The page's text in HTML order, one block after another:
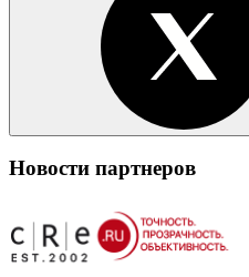
Новости партнеров